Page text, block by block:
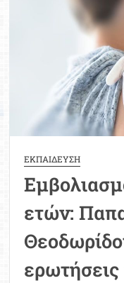
5-
11
ετών
ΕΚΠΑΙΔΕΥΣΗ
ετών: